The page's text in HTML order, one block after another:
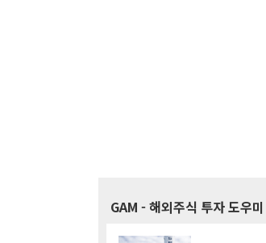
GAM - 해외주식 투자 도우미